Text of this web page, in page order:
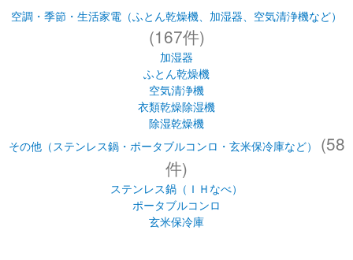
除湿乾燥機
その他（ステンレス鍋・ポータブルコンロ・玄米保冷庫など）
(58
件)
ステンレス鍋（ＩＨなべ）
ポータブルコンロ
玄米保冷庫
お客様サポートサイト
改善アンケート
ご協力をお願いいたします